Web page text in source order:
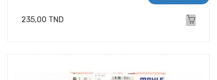
Prix
235,00 TND